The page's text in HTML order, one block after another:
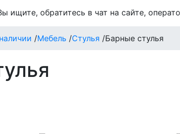
ищите, обратитесь в чат на сайте,
/Мебель /Стулья /Барные стулья